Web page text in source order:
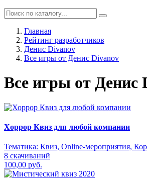
Главная
Рейтинг разработчиков
Денис Divanov
Все игры от Денис Divanov
Все игры от Денис
Хоррор Квиз для любой компании
Тематика: Квиз, Online-мероприятия,
8 скачиваний
100,00 руб.